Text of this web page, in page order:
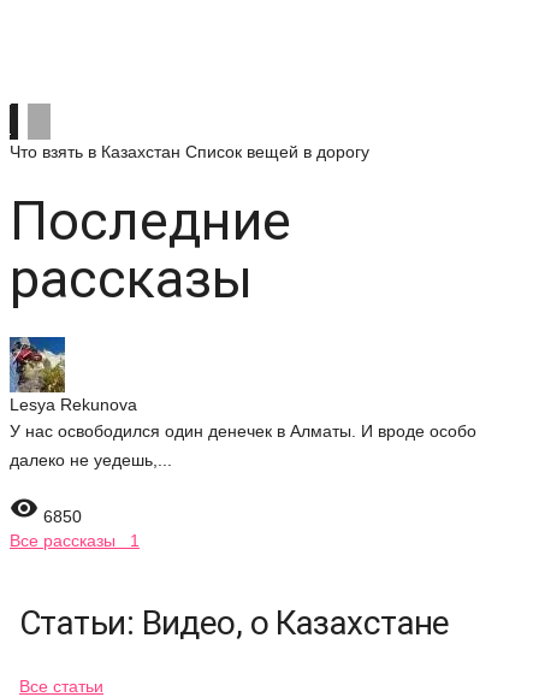
Что взять в Казахстан Список вещей в дорогу
Последние
рассказы
Lesya Rekunova
У нас освободился один денечек в Алматы. И вроде особо
далеко не уедешь,...
 6850
Все рассказы 1
Статьи: Видео, о Казахстане
Все статьи